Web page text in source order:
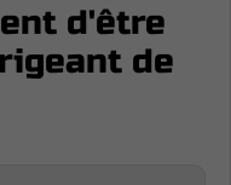
d'être
de